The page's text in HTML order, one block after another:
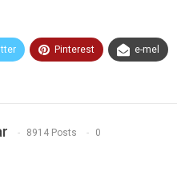
Pinterest e-mel
8914 Posts 0